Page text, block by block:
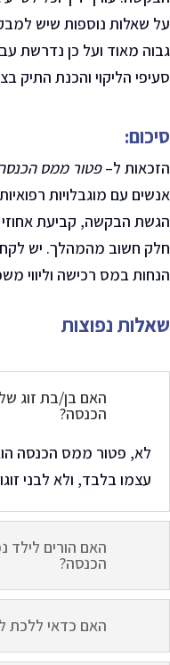
על שאלות נוספות שיש
גבוה מאוד ועל כן נדרשת
סעיפי הליקוי והכנת התיק
סיכום:
הזכאות ל–פטור ממס
אנשים עם מוגבלויות
הגשת הבקשה, קביעת אחוזי
חלק חשוב מהמהלך. יש
הנחות במס רכישה וליווי
שאלות נפוצות
האם בן/בת זוג
הכנסה?
לא, פטור ממס הכנסה הוא
עצמו בלבד, ולא לבני זוגו
האם הורים לילד
הכנסה?
האם כדאי ללכת